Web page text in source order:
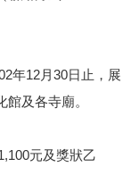
年12月30日止，展
及各寺廟。
元及獎狀乙